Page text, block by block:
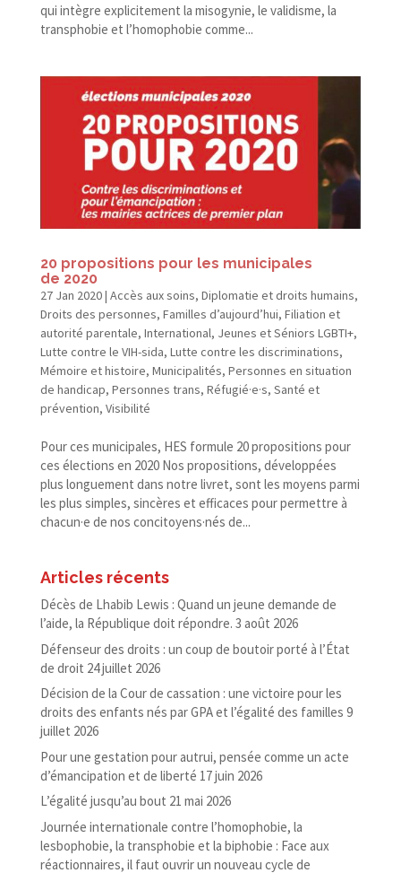
qui intègre explicitement la misogynie, le validisme, la
transphobie et l’homophobie comme...
20 propositions pour les municipales
de 2020
27 Jan 2020| Accès aux soins, Diplomatie et droits humains,
Droits des personnes, Familles d’aujourd’hui, Filiation et
autorité parentale, International, Jeunes et Séniors LGBTI+,
Lutte contre le VIH-sida, Lutte contre les discriminations,
Mémoire et histoire, Municipalités, Personnes en situation
de handicap, Personnes trans, Réfugié·e·s, Santé et
prévention, Visibilité
Pour ces municipales, HES formule 20 propositions pour
ces élections en 2020 Nos propositions, développées
plus longuement dans notre livret, sont les moyens parmi
les plus simples, sincères et efficaces pour permettre à
chacun·e de nos concitoyens·nés de...
Articles récents
Décès de Lhabib Lewis : Quand un jeune demande de
l’aide, la République doit répondre. 3 août 2026
Défenseur des droits : un coup de boutoir porté à l’État
de droit 24 juillet 2026
Décision de la Cour de cassation : une victoire pour les
droits des enfants nés par GPA et l’égalité des familles 9
juillet 2026
Pour une gestation pour autrui, pensée comme un acte
d’émancipation et de liberté 17 juin 2026
L’égalité jusqu’au bout 21 mai 2026
Journée internationale contre l’homophobie, la
lesbophobie, la transphobie et la biphobie : Face aux
réactionnaires, il faut ouvrir un nouveau cycle de